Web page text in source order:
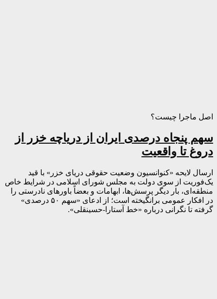
اصل ماجرا چیست؟
سهم پنجاه درصدی ایران از دریاچه خزر از
دروغ تا واقعیت
ارسال لایحه «کنوانسیون وضعیت حقوقی دریای خزر» با قید
یک‌فوریت از سوی دولت به مجلس شورای اسلامی در شرایط خاص
منطقه‌ای، بار دیگر پرسش‌ها، ابهامات و بعضاً باورهای نادرستی را
در افکار عمومی برانگیخته است؛ از ادعای «سهم ۵۰ درصدی»
گرفته تا نگرانی درباره «خط آستارا-حسینقلی».